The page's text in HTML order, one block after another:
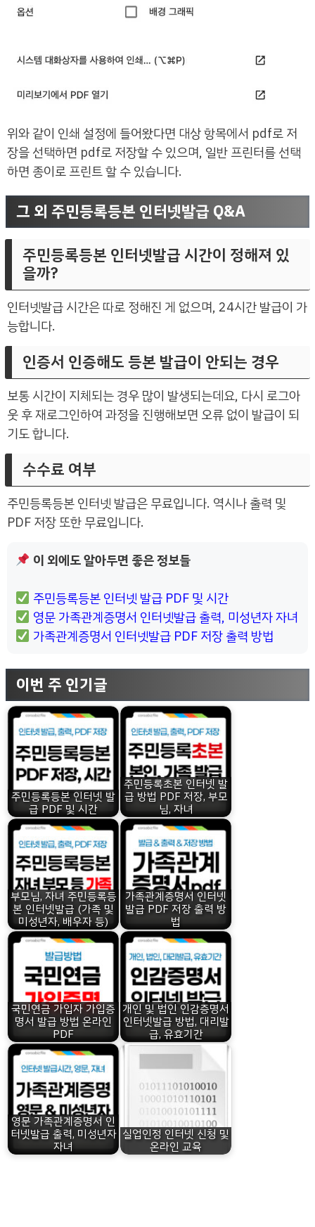
위와 같이 인쇄 설정에 들어왔다면 대상 항목에서 pdf로 저
장을 선택하면 pdf로 저장할 수 있으며, 일반 프린터를 선택
하면 종이로 프린트 할 수 있습니다.
그 외 주민등록등본 인터넷발급 Q&A
주민등록등본 인터넷발급 시간이 정해져 있
을까?
인터넷발급 시간은 따로 정해진 게 없으며, 24시간 발급이 가
능합니다.
인증서 인증해도 등본 발급이 안되는 경우
보통 시간이 지체되는 경우 많이 발생되는데요, 다시 로그아
웃 후 재로그인하여 과정을 진행해보면 오류 없이 발급이 되
기도 합니다.
수수료 여부
주민등록등본 인터넷 발급은 무료입니다. 역시나 출력 및
PDF 저장 또한 무료입니다.
이 외에도 알아두면 좋은 정보들
주민등록등본 인터넷 발급 PDF 및 시간
영문 가족관계증명서 인터넷발급 출력, 미성년자 자녀
가족관계증명서 인터넷발급 PDF 저장 출력 방법
이번 주 인기글
주민등록등본 인터넷 발
급 PDF 및 시간
주민등록초본 인터넷 발
급 방법 PDF 저장, 부모
님, 자녀
부모님, 자녀 주민등록등
본 인터넷발급 (가족 및
미성년자, 배우자 등)
가족관계증명서 인터넷
발급 PDF 저장 출력 방
법
국민연금 가입자 가입증
명서 발급 방법 온라인
PDF
개인 및 법인 인감증명서
인터넷발급 방법, 대리발
급, 유효기간
영문 가족관계증명서 인
터넷발급 출력, 미성년자
자녀
실업인정 인터넷 신청 및
온라인 교육